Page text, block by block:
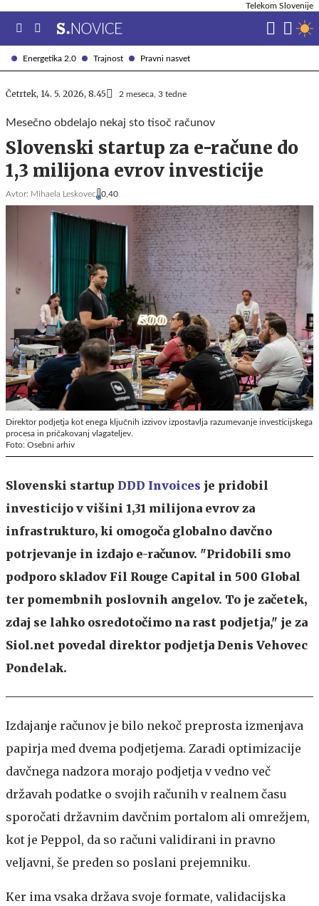
Energetika 2.0 Trajnost Pravni nasvet
Telekom Slovenije
Četrtek, 14. 5. 2026, 8.45 2 meseca, 3 tedne
Mesečno obdelajo nekaj sto tisoč računov
Slovenski startup za e-račune do
1,3 milijona evrov investicije
Avtor: Mihaela Leskovec 0,40
Direktor podjetja kot enega ključnih izzivov izpostavlja razumevanje investicijskega
procesa in pričakovanj vlagateljev.
Foto: Osebni arhiv
Slovenski startup DDD Invoices je pridobil
investicijo v višini 1,31 milijona evrov za
infrastrukturo, ki omogoča globalno davčno
potrjevanje in izdajo e-računov. "Pridobili smo
podporo skladov Fil Rouge Capital in 500 Global
ter pomembnih poslovnih angelov. To je začetek,
zdaj se lahko osredotočimo na rast podjetja," je za
Siol.net povedal direktor podjetja Denis Vehovec
Pondelak.
Izdajanje računov je bilo nekoč preprosta izmenjava
papirja med dvema podjetjema. Zaradi optimizacije
davčnega nadzora morajo podjetja v vedno več
državah podatke o svojih računih v realnem času
sporočati državnim davčnim portalom ali omrežjem,
kot je Peppol, da so računi validirani in pravno
veljavni, še preden so poslani prejemniku.
Ker ima vsaka država svoje formate, validacijska